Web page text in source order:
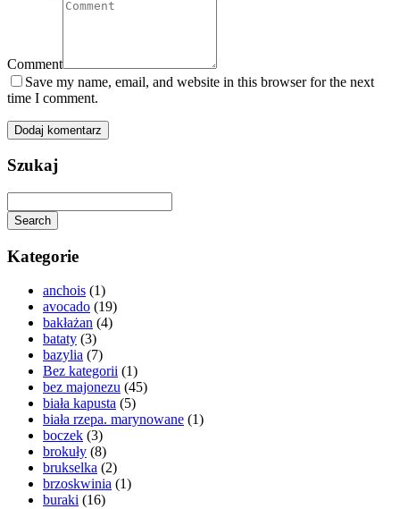
Comment
Save my name, email, and website in this browser for the next
time I comment.
Szukaj
Search
Kategorie
anchois (1)
avocado (19)
bakłażan (4)
bataty (3)
bazylia (7)
Bez kategorii (1)
bez majonezu (45)
biała kapusta (5)
biała rzepa. marynowane (1)
boczek (3)
brokuły (8)
brukselka (2)
brzoskwinia (1)
buraki (16)